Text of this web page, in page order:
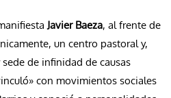
Javier Baeza, al frente de
un centro pastoral y,
de infinidad de causas
con movimientos sociales